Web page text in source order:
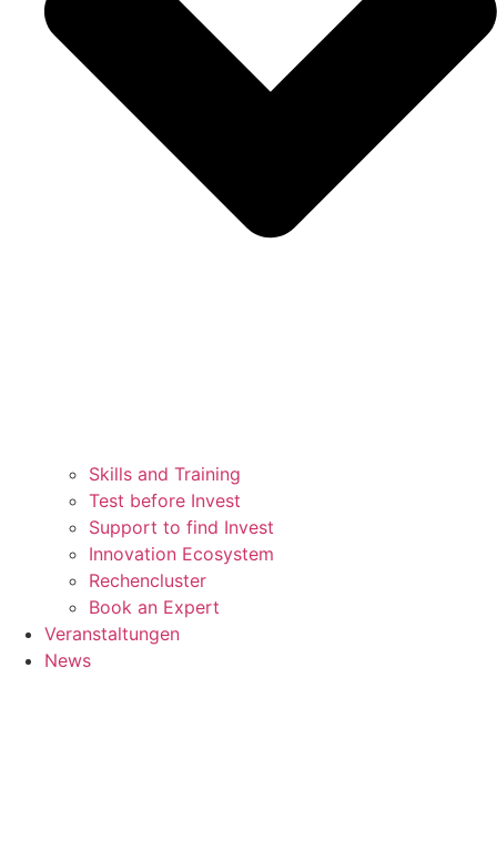
Skills and Training
Test before Invest
Support to find Invest
Innovation Ecosystem
Rechencluster​
Book an Expert
Veranstaltungen
News